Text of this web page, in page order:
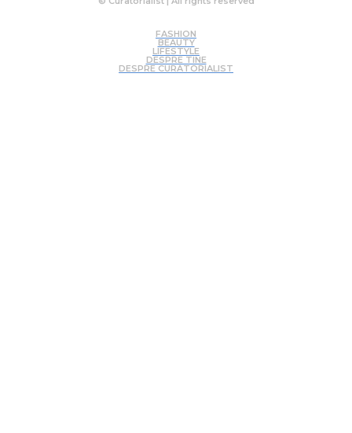
FASHION
BEAUTY
LIFESTYLE
DESPRE TINE
DESPRE CURATORIALIST